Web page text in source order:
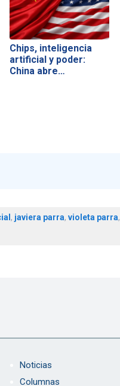
Chips, inteligencia
artificial y poder:
China abre…
, javiera parra, violeta parra,
Noticias
Columnas